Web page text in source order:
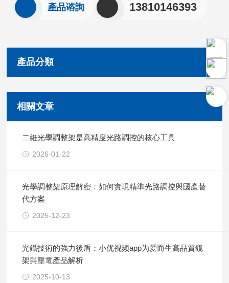
產品谘詢 13810146393
產品分類
相關文章
二維光學調整架是高精度光路調控的核心工具
2026-01-22
光學調整架原理解密：如何實現精準光路調控與國產替
代方案
2025-12-23
光鑷技術的強力後盾：小优视频app为爱而生高品質鏡
架與壓電產品解析
2025-10-13